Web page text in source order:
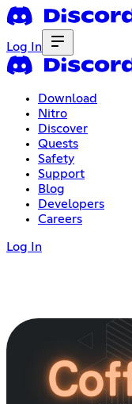
Log In
Download
Nitro
Discover
Quests
Safety
Support
Blog
Developers
Careers
Log In